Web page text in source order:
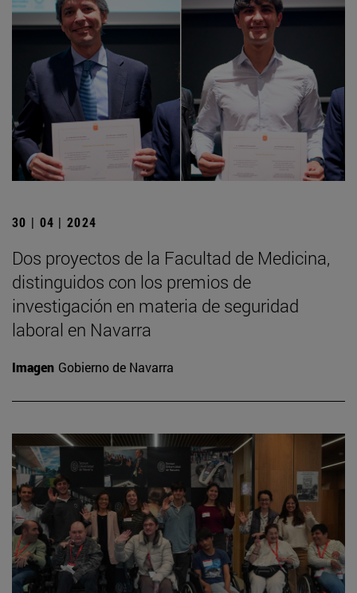
30 | 04 | 2024
Dos proyectos de la Facultad de Medicina,
distinguidos con los premios de
investigación en materia de seguridad
laboral en Navarra
Imagen Gobierno de Navarra